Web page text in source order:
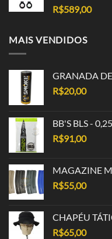
R$589,00
MAIS VENDIDOS
GRANADA
R$20,00
BB'S BLS -
R$91,00
MAGAZINE
R$55,00
CHAPÉU
R$65,00